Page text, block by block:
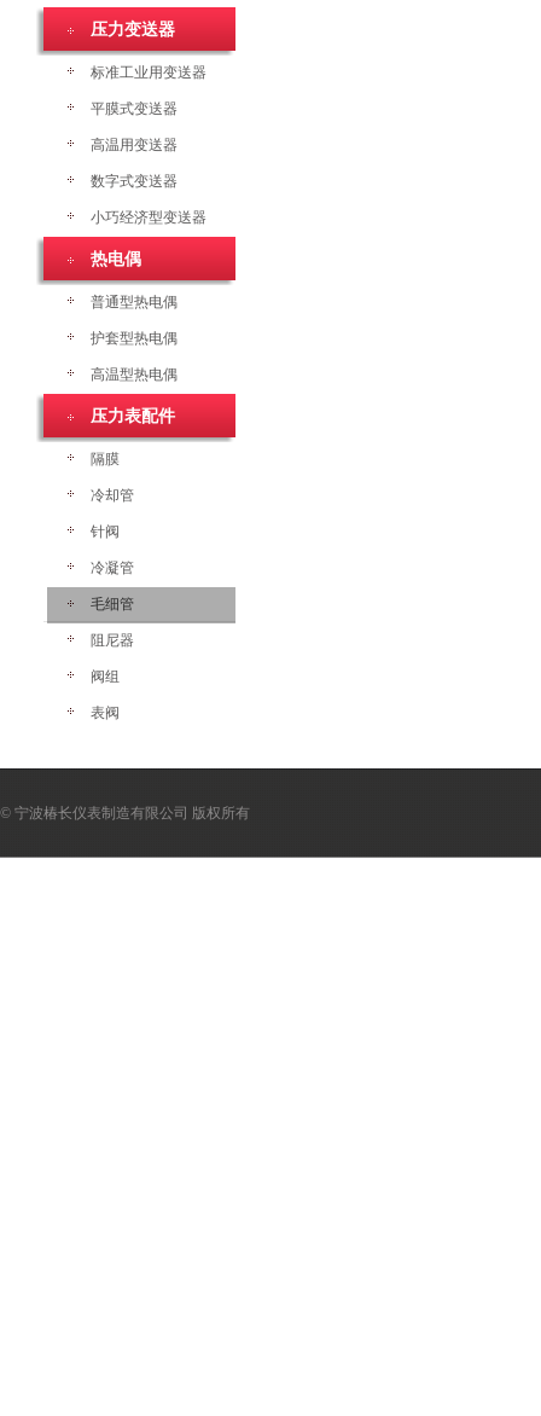
压力变送器
标准工业用变送器
平膜式变送器
高温用变送器
数字式变送器
小巧经济型变送器
热电偶
普通型热电偶
护套型热电偶
高温型热电偶
压力表配件
隔膜
冷却管
针阀
冷凝管
毛细管
阻尼器
阀组
表阀
© 宁波椿长仪表制造有限公司 版权所有